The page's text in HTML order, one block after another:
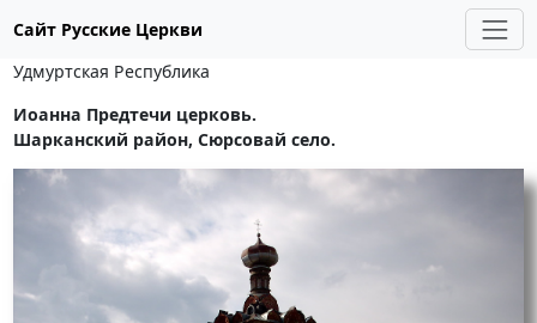
Сайт Русские Церкви
Удмуртская Республика
Иоанна Предтечи церковь.
Шарканский район, Сюрсовай село.